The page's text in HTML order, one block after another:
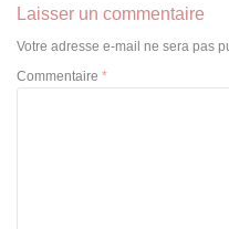
Laisser un commentaire
Votre adresse e-mail ne sera pas
Commentaire *